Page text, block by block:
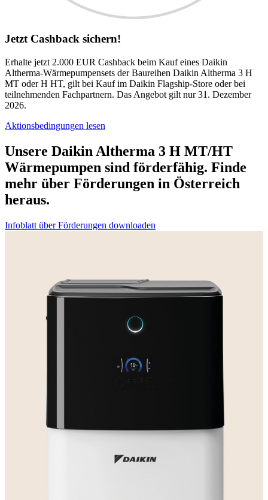
Jetzt Cashback sichern!
Erhalte jetzt 2.000 EUR Cashback beim Kauf eines Daikin
Altherma-Wärmepumpensets der Baureihen Daikin Altherma 3 H
MT oder H HT, gilt bei Kauf im Daikin Flagship-Store oder bei
teilnehmenden Fachpartnern. Das Angebot gilt nur 31. Dezember
2026.
Aktionsbedingungen lesen
Unsere Daikin Altherma 3 H MT/HT
Wärmepumpen sind förderfähig. Finde
mehr über Förderungen in Österreich
heraus.
Infoblatt über Förderungen downloaden